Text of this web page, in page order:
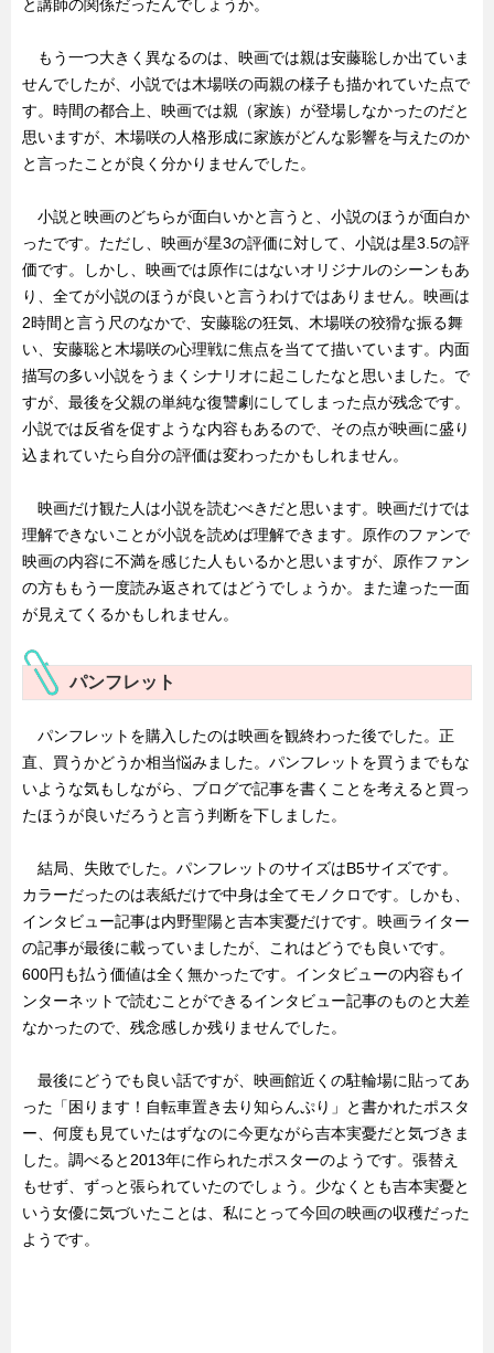
と講師の関係だったんでしょうか。
もう一つ大きく異なるのは、映画では親は安藤聡しか出ていま
せんでしたが、小説では木場咲の両親の様子も描かれていた点で
す。時間の都合上、映画では親（家族）が登場しなかったのだと
思いますが、木場咲の人格形成に家族がどんな影響を与えたのか
と言ったことが良く分かりませんでした。
小説と映画のどちらが面白いかと言うと、小説のほうが面白か
ったです。ただし、映画が星3の評価に対して、小説は星3.5の評
価です。しかし、映画では原作にはないオリジナルのシーンもあ
り、全てが小説のほうが良いと言うわけではありません。映画は
2時間と言う尺のなかで、安藤聡の狂気、木場咲の狡猾な振る舞
い、安藤聡と木場咲の心理戦に焦点を当てて描いています。内面
描写の多い小説をうまくシナリオに起こしたなと思いました。で
すが、最後を父親の単純な復讐劇にしてしまった点が残念です。
小説では反省を促すような内容もあるので、その点が映画に盛り
込まれていたら自分の評価は変わったかもしれません。
映画だけ観た人は小説を読むべきだと思います。映画だけでは
理解できないことが小説を読めば理解できます。原作のファンで
映画の内容に不満を感じた人もいるかと思いますが、原作ファン
の方ももう一度読み返されてはどうでしょうか。また違った一面
が見えてくるかもしれません。
パンフレット
パンフレットを購入したのは映画を観終わった後でした。正
直、買うかどうか相当悩みました。パンフレットを買うまでもな
いような気もしながら、ブログで記事を書くことを考えると買っ
たほうが良いだろうと言う判断を下しました。
結局、失敗でした。パンフレットのサイズはB5サイズです。
カラーだったのは表紙だけで中身は全てモノクロです。しかも、
インタビュー記事は内野聖陽と吉本実憂だけです。映画ライター
の記事が最後に載っていましたが、これはどうでも良いです。
600円も払う価値は全く無かったです。インタビューの内容もイ
ンターネットで読むことができるインタビュー記事のものと大差
なかったので、残念感しか残りませんでした。
最後にどうでも良い話ですが、映画館近くの駐輪場に貼ってあ
った「困ります！自転車置き去り知らんぷり」と書かれたポスタ
ー、何度も見ていたはずなのに今更ながら吉本実憂だと気づきま
した。調べると2013年に作られたポスターのようです。張替え
もせず、ずっと張られていたのでしょう。少なくとも吉本実憂と
いう女優に気づいたことは、私にとって今回の映画の収穫だった
ようです。